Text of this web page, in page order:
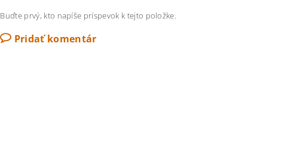
Buďte prvý, kto napíše príspevok k tejto položke.
Pridať komentár